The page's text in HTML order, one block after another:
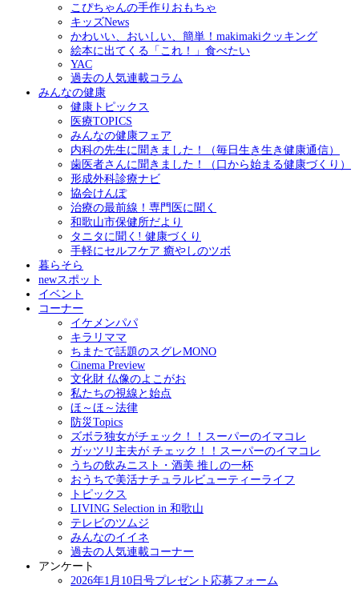
こぴちゃんの手作りおもちゃ
キッズNews
かわいい、おいしい、簡単！makimakiクッキング
絵本に出てくる「これ！」食べたい
YAC
過去の人気連載コラム
みんなの健康
健康トピックス
医療TOPICS
みんなの健康フェア
内科の先生に聞きました！（毎日生き生き健康通信）
歯医者さんに聞きました！（口から始まる健康づくり）
形成外科診療ナビ
協会けんぽ
治療の最前線！専門医に聞く
和歌山市保健所だより
タニタに聞く! 健康づくり
手軽にセルフケア 癒やしのツボ
暮らそら
newスポット
イベント
コーナー
イケメンパパ
キラリママ
ちまたで話題のスグレMONO
Cinema Preview
文化財 仏像のよこがお
私たちの視線と始点
ほ～ほ～法律
防災Topics
ズボラ独女がチェック！！スーパーのイマコレ
ガッツリ主夫が チェック！！スーパーのイマコレ
うちの飲みニスト・酒美 推しの一杯
おうちで美活ナチュラルビューティーライフ
トピックス
LIVING Selection in 和歌山
テレビのツムジ
みんなのイイネ
過去の人気連載コーナー
アンケート
2026年1月10日号プレゼント応募フォーム